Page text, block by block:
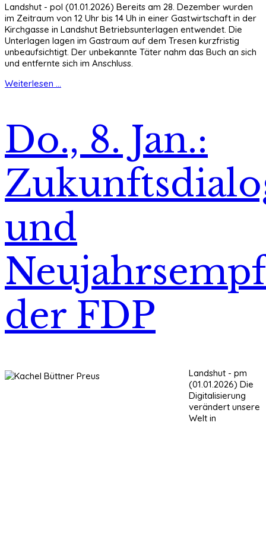
Landshut - pol (01.01.2026) Bereits am 28. Dezember wurden
im Zeitraum von 12 Uhr bis 14 Uh in einer Gastwirtschaft in der
Kirchgasse in Landshut Betriebsunterlagen entwendet. Die
Unterlagen lagen im Gastraum auf dem Tresen kurzfristig
unbeaufsichtigt. Der unbekannte Täter nahm das Buch an sich
und entfernte sich im Anschluss.
Weiterlesen ...
Do., 8. Jan.:
und
der FDP
Landshut - pm
(01.01.2026) Die
Digitalisierung
verändert unsere
Welt in